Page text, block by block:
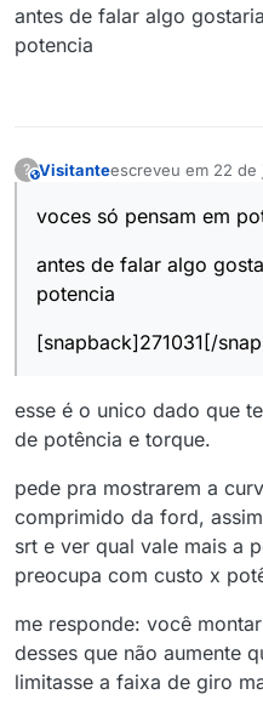
antes de falar algo
potencia
?This user is from outside of this forum
Visitanteescreveu em 22 de
última edição por
voces só pensam em
antes de falar algo
potencia
[snapback]271031[/
esse é o unico dado que
de potência e torque.
pede pra mostrarem a
comprimido da ford,
srt e ver qual vale mais a
preocupa com custo x
me responde: você
desses que não aumente
limitasse a faixa de giro